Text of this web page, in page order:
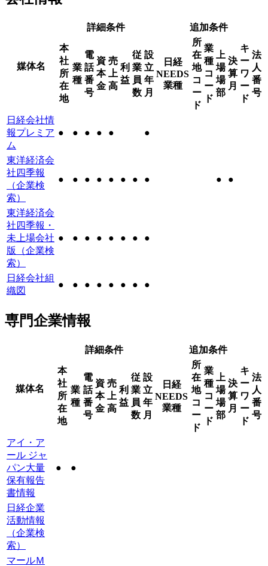
媒体名
詳細条件 追加条件
本
社
所
在
地
業
種
電
話
番
号
資
本
金
売
上
高
利
益
従
業
員
数
設
立
年
月
日経
NEEDS
業種
所
在
地
コ
ー
ド
業
種
コ
ー
ド
上
場
場
部
決
算
月
キ
ー
ワ
ー
ド
法
人
番
号
日経会社情
報プレミア
ム
● ● ● ● ● ●
東洋経済会
社四季報
（企業検
索）
● ● ● ● ● ● ● ● ● ●
東洋経済会
社四季報・
未上場会社
版（企業検
索）
● ● ● ● ● ● ● ●
日経会社組
織図
● ● ● ● ● ● ● ●
専門企業情報
媒体名
詳細条件 追加条件
本
社
所
在
地
業
種
電
話
番
号
資
本
金
売
上
高
利
益
従
業
員
数
設
立
年
月
日経
NEEDS
業種
所
在
地
コ
ー
ド
業
種
コ
ー
ド
上
場
場
部
決
算
月
キ
ー
ワ
ー
ド
法
人
番
号
アイ・ア
ール ジャ
パン大量
保有報告
書情報
● ●
日経企業
活動情報
（企業検
索）
マールＭ